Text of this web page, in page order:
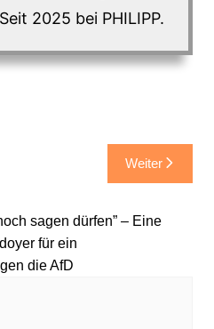
2025 bei PHILIPP.
Weiter